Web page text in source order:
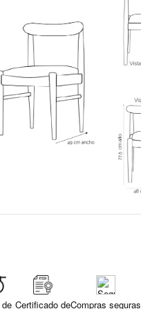
Certificado deCompras seguras